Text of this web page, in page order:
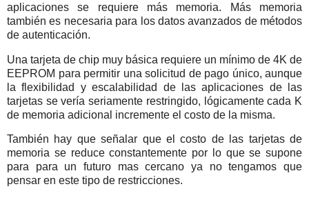
aplicaciones se requiere más memoria. Más memoria
también es necesaria para los datos avanzados de métodos
de autenticación.
Una tarjeta de chip muy básica requiere un mínimo de 4K de
EEPROM para permitir una solicitud de pago único, aunque
la flexibilidad y escalabilidad de las aplicaciones de las
tarjetas se vería seriamente restringido, lógicamente cada K
de memoria adicional incremente el costo de la misma.
También hay que señalar que el costo de las tarjetas de
memoria se reduce constantemente por lo que se supone
para para un futuro mas cercano ya no tengamos que
pensar en este tipo de restricciones.